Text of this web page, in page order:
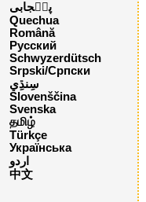
پن٘جابی
Quechua
Română
Русский
Schwyzerdütsch
Srpski/Српски
Slovenščina
Svenska
தமிழ்
Türkçe
Українська
اردو
中文